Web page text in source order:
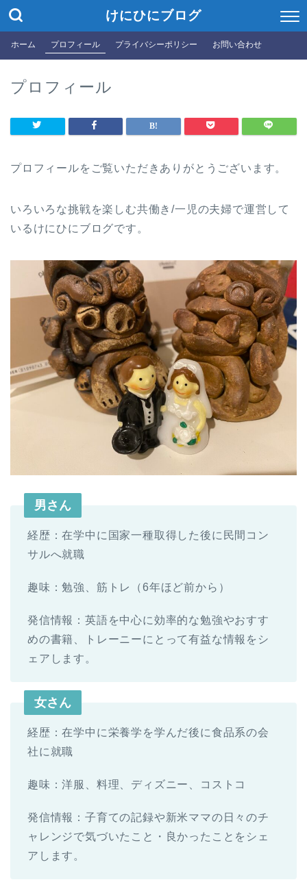
けにひにブログ
ホーム プロフィール プライバシーポリシー お問い合わせ
プロフィール
プロフィールをご覧いただきありがとうございます。
いろいろな挑戦を楽しむ共働き/一児の夫婦で運営して
いるけにひにブログです。
男さん
経歴：在学中に国家一種取得した後に民間コン
サルへ就職
趣味：勉強、筋トレ（6年ほど前から）
発信情報：英語を中心に効率的な勉強やおすす
めの書籍、トレーニーにとって有益な情報をシ
ェアします。
女さん
経歴：在学中に栄養学を学んだ後に食品系の会
社に就職
趣味：洋服、料理、ディズニー、コストコ
発信情報：子育ての記録や新米ママの日々のチ
ャレンジで気づいたこと・良かったことをシェ
アします。